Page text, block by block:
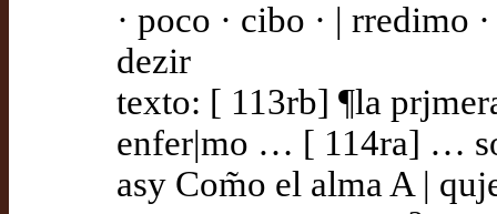
· poco · cibo · | rredimo
dezir
texto: [ 113rb] ¶la
enfer|mo … [ 114ra] …
asy Com̃o el alma A |